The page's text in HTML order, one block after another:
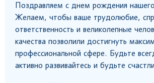
Поздравляем с днем рождения
Желаем, чтобы ваше трудолюбие,
ответственность и великолепные
качества позволили достигнуть
профессиональной сфере. Будьте
активно развивайтесь и будьте